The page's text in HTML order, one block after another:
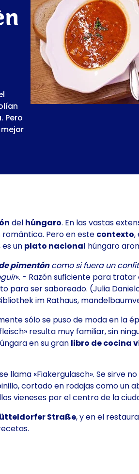
Pero
del húngaro. En las vastas
romántica. Pero en este contexto,
es un plato nacional húngaro
pimentóncomo si fuera un
«. - Razón suficiente para
para ser saboreado. (Julia
im Rathaus,
sólo se puso de moda en la
» resulta muy familiar, sin
en su gran libro de cocina
se llama «Fiakergulasch». Se sirve
cortado en rodajas como un
vieneses por el centro de la
Straße, y en el